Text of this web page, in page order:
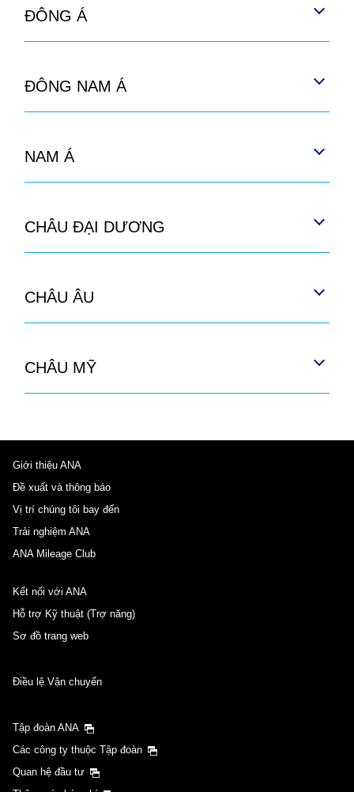
ĐÔNG Á
ĐÔNG NAM Á
NAM Á
CHÂU ĐẠI DƯƠNG
CHÂU ÂU
CHÂU MỸ
Giới thiệu ANA
Đề xuất và thông báo
Vị trí chúng tôi bay đến
Trải nghiệm ANA
ANA Mileage Club
Kết nối với ANA
Hỗ trợ Kỹ thuật (Trợ năng)
Sơ đồ trang web
Điều lệ Vận chuyển
Tập đoàn ANA
Các công ty thuộc Tập đoàn
Quan hệ đầu tư